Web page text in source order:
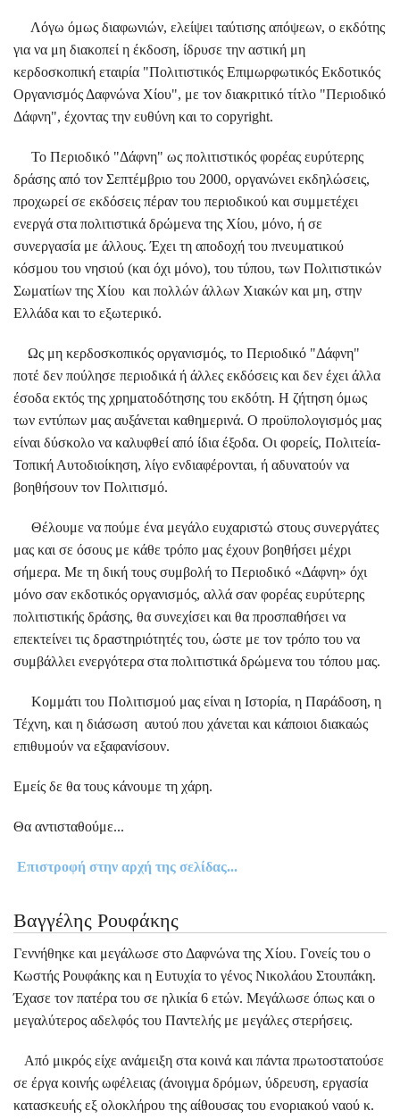
Λόγω όμως διαφωνιών, ελείψει ταύτισης απόψεων, ο εκδότης
για να μη διακοπεί η έκδοση, ίδρυσε την αστική μη
κερδοσκοπική εταιρία "Πολιτιστικός Επιμωρφωτικός Εκδοτικός
Οργανισμός Δαφνώνα Χίου", με τον διακριτικό τίτλο "Περιοδικό
Δάφνη", έχοντας την ευθύνη και το copyright.
Το Περιοδικό "Δάφνη" ως πολιτιστικός φορέας ευρύτερης
δράσης από τον Σεπτέμβριο του 2000, οργανώνει εκδηλώσεις,
προχωρεί σε εκδόσεις πέραν του περιοδικού και συμμετέχει
ενεργά στα πολιτιστικά δρώμενα της Χίου, μόνο, ή σε
συνεργασία με άλλους. Έχει τη αποδοχή του πνευματικού
κόσμου του νησιού (και όχι μόνο), του τύπου, των Πολιτιστικών
Σωματίων της Χίου και πολλών άλλων Χιακών και μη, στην
Ελλάδα και το εξωτερικό.
Ως μη κερδοσκοπικός οργανισμός, το Περιοδικό "Δάφνη"
ποτέ δεν πούλησε περιοδικά ή άλλες εκδόσεις και δεν έχει άλλα
έσοδα εκτός της χρηματοδότησης του εκδότη. Η ζήτηση όμως
των εντύπων μας αυξάνεται καθημερινά. Ο προϋπολογισμός μας
είναι δύσκολο να καλυφθεί από ίδια έξοδα. Οι φορείς, Πολιτεία-
Τοπική Αυτοδιοίκηση, λίγο ενδιαφέρονται, ή αδυνατούν να
βοηθήσουν τον Πολιτισμό.
Θέλουμε να πούμε ένα μεγάλο ευχαριστώ στους συνεργάτες
μας και σε όσους με κάθε τρόπο μας έχουν βοηθήσει μέχρι
σήμερα. Με τη δική τους συμβολή το Περιοδικό «Δάφνη» όχι
μόνο σαν εκδοτικός οργανισμός, αλλά σαν φορέας ευρύτερης
πολιτιστικής δράσης, θα συνεχίσει και θα προσπαθήσει να
επεκτείνει τις δραστηριότητές του, ώστε με τον τρόπο του να
συμβάλλει ενεργότερα στα πολιτιστικά δρώμενα του τόπου μας.
Κομμάτι του Πολιτισμού μας είναι η Ιστορία, η Παράδοση, η
Τέχνη, και η διάσωση αυτού που χάνεται και κάποιοι διακαώς
επιθυμούν να εξαφανίσουν.
Εμείς δε θα τους κάνουμε τη χάρη.
Θα αντισταθούμε...
Επιστροφή στην αρχή της σελίδας...
Βαγγέλης Ρουφάκης
Γεννήθηκε και μεγάλωσε στο Δαφνώνα της Χίου. Γονείς του ο
Κωστής Ρουφάκης και η Ευτυχία το γένος Νικολάου Στουπάκη.
Έχασε τον πατέρα του σε ηλικία 6 ετών. Μεγάλωσε όπως και ο
μεγαλύτερος αδελφός του Παντελής με μεγάλες στερήσεις.
Από μικρός είχε ανάμειξη στα κοινά και πάντα πρωτοστατούσε
σε έργα κοινής ωφέλειας (άνοιγμα δρόμων, ύδρευση, εργασία
κατασκευής εξ ολοκλήρου της αίθουσας του ενοριακού ναού κ.